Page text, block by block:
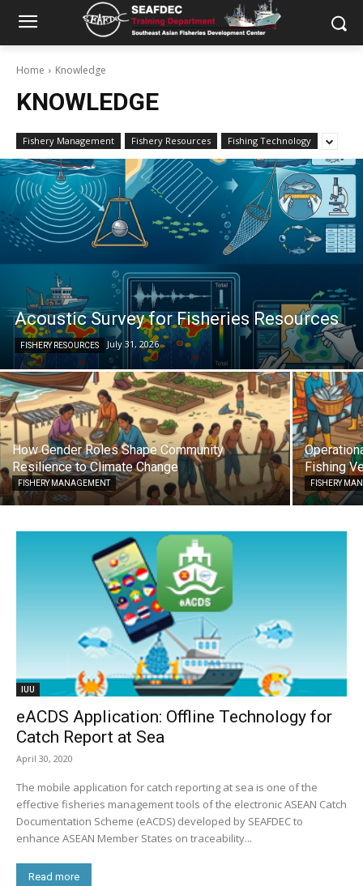
Home Knowledge
KNOWLEDGE
Fishery Management Fishery Resources Fishing Technology
Acoustic Survey for Fisheries Resources
FISHERY RESOURCES July 31, 2026
How Gender Roles Shape Community
Resilience to Climate Change
FISHERY MANAGEMENT
Fishing
FISHERY
IUU
eACDS Application: Offline Technology for
Catch Report at Sea
April 30, 2020
The mobile application for catch reporting at sea is one of the
effective fisheries management tools of the electronic ASEAN Catch
Documentation Scheme (eACDS) developed by SEAFDEC to
enhance ASEAN Member States on traceability...
Read more